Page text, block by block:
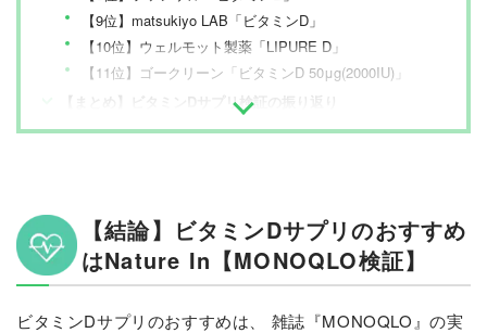
【9位】matsukiyo LAB「ビタミンD」
【10位】ウェルモット製薬「LIPURE D」
【11位】ゴークリーン「ビタミンD 50μg(2000IU)」
【まとめ】ビタミンDサプリ検証の振り返り
【結論】ビタミンDサプリのおすすめ
はNature In【MONOQLO検証】
ビタミンDサプリのおすすめは、 雑誌『MONOQLO』の実